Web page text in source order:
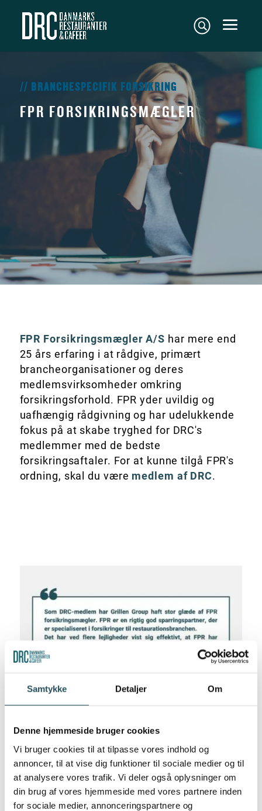
Samtykke Detaljer Om
Denne hjemmeside bruger cookies
Vi bruger cookies til at tilpasse vores indhold og
annoncer, til at vise dig funktioner til sociale medier og til
at analysere vores trafik. Vi deler også oplysninger om
din brug af vores hjemmeside med vores partnere inden
for sociale medier, annonceringspartnere og
// BRANCHESPECIFIK FORSIKRING
FPR FORSIKRINGSMÆGLER
FPR Forsikringsmægler A/S har mere end
25 års erfaring i at rådgive, primært
brancheorganisationer og deres
medlemsvirksomheder omkring
forsikringsforhold. FPR yder uvildig og
uafhængig rådgivning og har udelukkende
fokus på at skabe tryghed for DRC's
medlemmer med de bedste
forsikringsaftaler. For at kunne tilgå FPR's
ordning, skal du være medlem af DRC.